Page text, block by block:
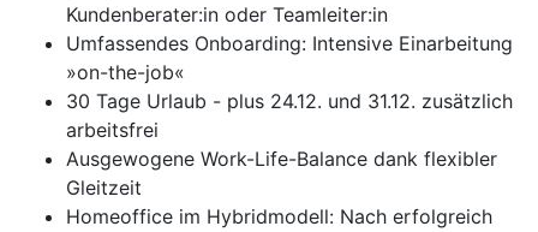
Kundenberater:in oder Teamleiter:in
Umfassendes Onboarding: Intensive Einarbeitung
»on-the-job«
30 Tage Urlaub - plus 24.12. und 31.12. zusätzlich
arbeitsfrei
Ausgewogene Work-Life-Balance dank flexibler
Gleitzeit
Homeoffice im Hybridmodell: Nach erfolgreich